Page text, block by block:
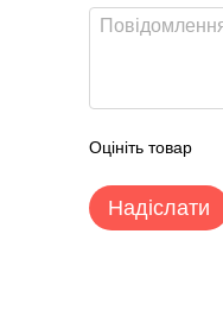
Оцініть товар
Надіслати